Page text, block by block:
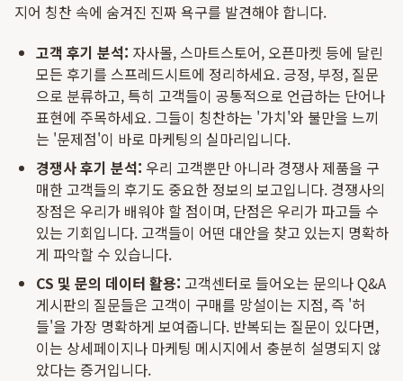
지어 칭찬 속에 숨겨진 진짜 욕구를 발견해야 합니다.
고객 후기 분석: 자사몰, 스마트스토어, 오픈마켓 등에 달린
모든 후기를 스프레드시트에 정리하세요. 긍정, 부정, 질문
으로 분류하고, 특히 고객들이 공통적으로 언급하는 단어나
표현에 주목하세요. 그들이 칭찬하는 '가치'와 불만을 느끼
는 '문제점'이 바로 마케팅의 실마리입니다.
경쟁사 후기 분석: 우리 고객뿐만 아니라 경쟁사 제품을 구
매한 고객들의 후기도 중요한 정보의 보고입니다. 경쟁사의
장점은 우리가 배워야 할 점이며, 단점은 우리가 파고들 수
있는 기회입니다. 고객들이 어떤 대안을 찾고 있는지 명확하
게 파악할 수 있습니다.
CS 및 문의 데이터 활용: 고객센터로 들어오는 문의나 Q&A
게시판의 질문들은 고객이 구매를 망설이는 지점, 즉 '허
들'을 가장 명확하게 보여줍니다. 반복되는 질문이 있다면,
이는 상세페이지나 마케팅 메시지에서 충분히 설명되지 않
았다는 증거입니다.